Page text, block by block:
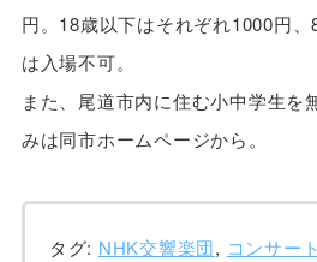
円。18歳以下はそれぞれ1000円
は入場不可。
また、尾道市内に住む小中学生を
みは同市ホームページから。
タグ: NHK交響楽団, コンサート